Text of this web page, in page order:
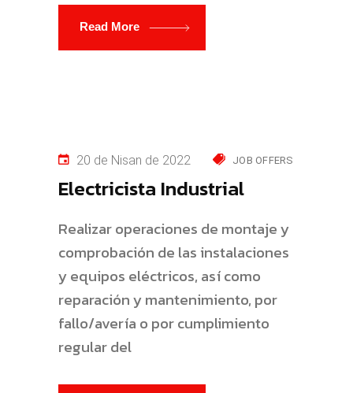
Read More
20 de Nisan de 2022 JOB OFFERS
Electricista Industrial
Realizar operaciones de montaje y
comprobación de las instalaciones
y equipos eléctricos, así como
reparación y mantenimiento, por
fallo/avería o por cumplimiento
regular del